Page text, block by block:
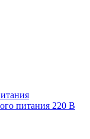
питания 220 В